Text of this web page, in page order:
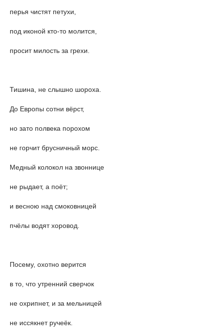
перья чистят петухи,
под иконой кто-то молится,
просит милость за грехи.
Тишина, не слышно шороха.
До Европы сотни вёрст,
но зато полвека порохом
не горчит брусничный морс.
Медный колокол на звоннице
не рыдает, а поёт;
и весною над смоковницей
пчёлы водят хоровод.
Посему, охотно верится
в то, что утренний сверчок
не охрипнет, и за мельницей
не иссякнет ручеёк.